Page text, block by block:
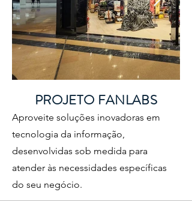
PROJETO FANLABS
Aproveite soluções inovadoras em
tecnologia da informação,
desenvolvidas sob medida para
atender às necessidades específicas
do seu negócio.